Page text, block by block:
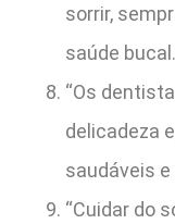
sorrir,
saúde
“Os
delicadeza
saudáveis e
“Cuidar do